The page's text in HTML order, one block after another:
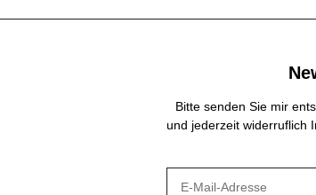
Bitte senden Sie mir
und jederzeit widerruflich